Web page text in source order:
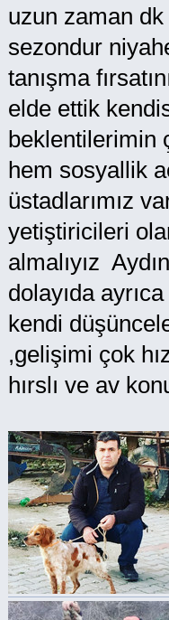
uzun zaman
sezondur
tanışma
elde ettik
beklentilerimin
hem sosyallik
üstadlarımız
yetiştiricileri
almalıyız
dolayıda
kendi
,gelişimi çok
hırslı ve av